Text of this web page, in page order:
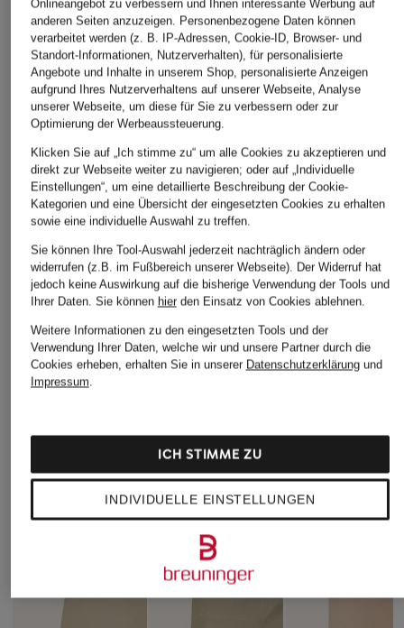
RAFFAELLO ROSSI
CHF 139
Ursprünglich:CHF 199
CAMBIO
CHF 129
Ursprünglich:CHF 159
CHF 70
Ursprünglich:
ÄHNLICHE ARTIKEL ENTDECKEN
Onlineangebot zu verbessern und Ihnen interessante Werbung auf
anderen Seiten anzuzeigen. Personenbezogene Daten können
verarbeitet werden (z. B. IP-Adressen, Cookie-ID, Browser- und
Standort-Informationen, Nutzerverhalten), für personalisierte
Angebote und Inhalte in unserem Shop, personalisierte Anzeigen
aufgrund Ihres Nutzerverhaltens auf unserer Webseite, Analyse
unserer Webseite, um diese für Sie zu verbessern oder zur
Optimierung der Werbeaussteuerung.
Klicken Sie auf „Ich stimme zu“ um alle Cookies zu akzeptieren und
direkt zur Webseite weiter zu navigieren; oder auf „Individuelle
Einstellungen“, um eine detaillierte Beschreibung der Cookie-
Kategorien und eine Übersicht der eingesetzten Cookies zu erhalten
sowie eine individuelle Auswahl zu treffen.
Sie können Ihre Tool-Auswahl jederzeit nachträglich ändern oder
widerrufen (z.B. im Fußbereich unserer Webseite). Der Widerruf hat
jedoch keine Auswirkung auf die bisherige Verwendung der Tools und
Ihrer Daten. Sie können hierden Einsatz von Cookies ablehnen.
Weitere Informationen zu den eingesetzten Tools und der
Verwendung Ihrer Daten, welche wir und unsere Partner durch die
Cookies erheben, erhalten Sie in unserer Datenschutzerklärungund
Impressum.
INDIVIDUELLE EINSTELLUNGEN
ICH STIMME ZU